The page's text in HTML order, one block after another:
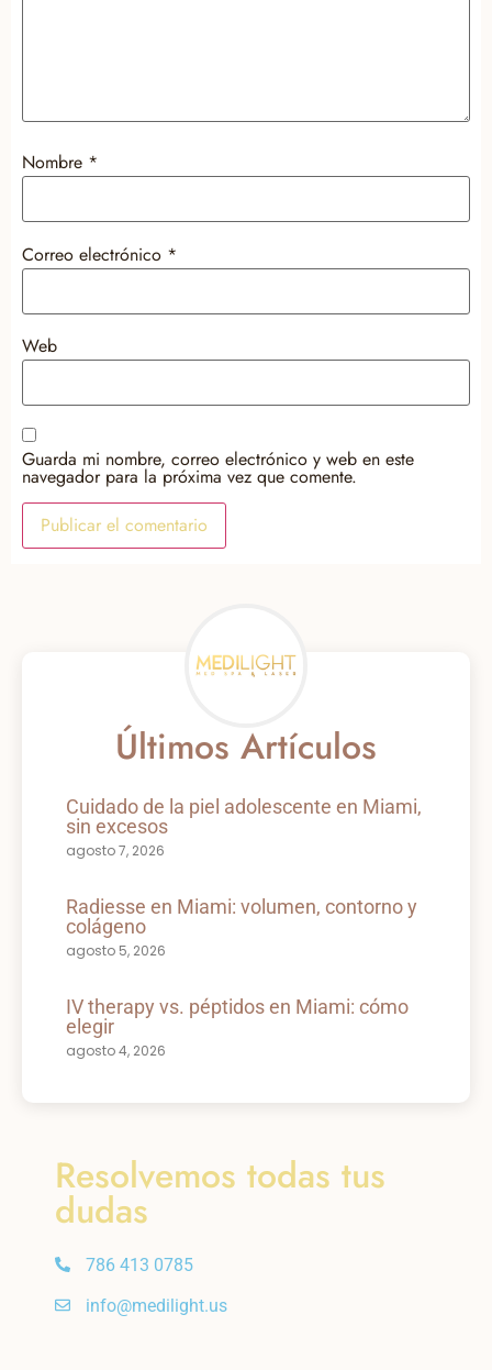
Nombre *
Correo electrónico *
Web
Guarda mi nombre, correo electrónico y web en este
navegador para la próxima vez que comente.
Últimos Artículos
Cuidado de la piel adolescente en Miami,
sin excesos
agosto 7, 2026
Radiesse en Miami: volumen, contorno y
colágeno
agosto 5, 2026
IV therapy vs. péptidos en Miami: cómo
elegir
agosto 4, 2026
Resolvemos todas tus
dudas
786 413 0785
info@medilight.us